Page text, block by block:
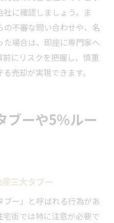
に確認しましょう。ま
不審な問い合わせや、名
場合は、即座に専門家へ
にリスクを把握し、慎重
売却が実現できます。
ブーや5％ルー
三大タブー
ー」と呼ばれる行為があ
街では特に注意が必要で